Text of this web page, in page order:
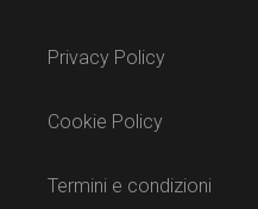
Privacy Policy
Cookie Policy
Termini e condizioni